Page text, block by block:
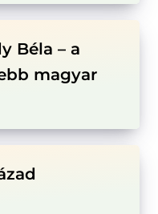
Béla – a
magyar